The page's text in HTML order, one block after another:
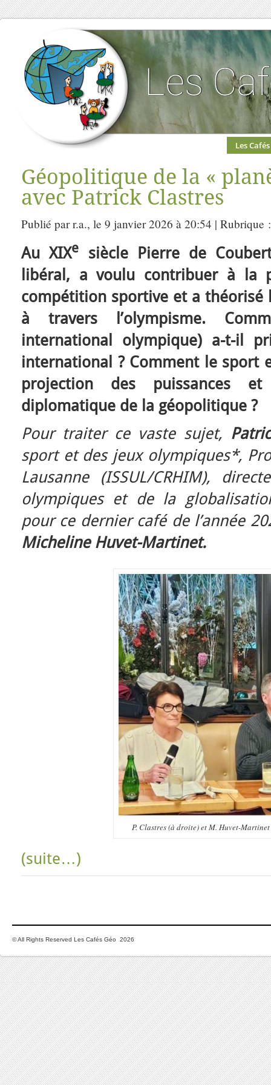
Les Cafés
Géopolitique de la «
avec Patrick Clastres
Publié par r.a., le 9 janvier 2026 à 20:54 | Rubrique
Au XIXe
siècle Pierre de
libéral, a voulu contribuer à la
compétition sportive et a théorisé
à travers l’olympisme.
international olympique) a-t-il
international ? Comment le sport
projection des puissances
diplomatique de la géopolitique ?
Pour traiter ce vaste sujet,
sport et des jeux olympiques*,
Lausanne (ISSUL/CRHIM),
olympiques et de la
pour ce dernier café de l’année
Micheline Huvet-Martinet.
P. Clastres (à droite) et M. Huvet-
(suite…)
© All Rights Reserved Les Cafés Géo 2026